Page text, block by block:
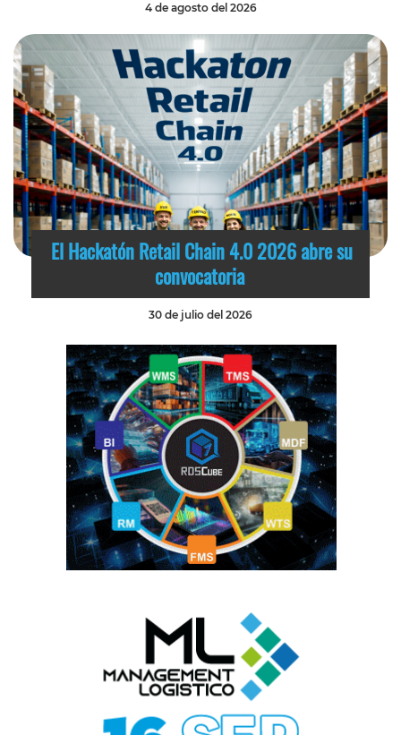
4 de agosto del 2026
El Hackatón Retail Chain 4.0 2026 abre su
convocatoria
30 de julio del 2026